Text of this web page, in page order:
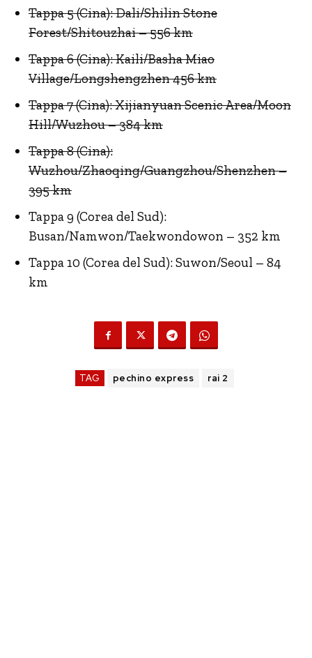
Tappa 5 (Cina): Dali/Shilin Stone
Forest/Shitouzhai – 556 km
Tappa 6 (Cina): Kaili/Basha Miao
Village/Longshengzhen 456 km
Tappa 7 (Cina): Xijianyuan Scenic Area/Moon
Hill/Wuzhou – 384 km
Tappa 8 (Cina):
Wuzhou/Zhaoqing/Guangzhou/Shenzhen –
395 km
Tappa 9 (Corea del Sud):
Busan/Namwon/Taekwondowon – 352 km
Tappa 10 (Corea del Sud): Suwon/Seoul – 84
km
TAG pechino express rai 2